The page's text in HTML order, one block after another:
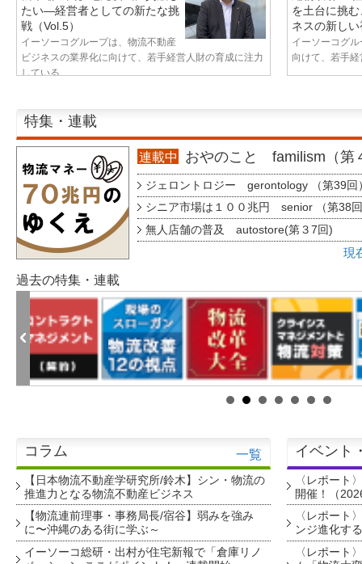
たい—経営者としての新たな挑
戦（Vol.5）
イーソーコグループは、物流不動産
ビジネスの業界化に向けて、若手経営人財の育成に注力
している...
を土台に挑
ネスの新し
イーソーコグ
向けて、若手
特集・連載
連載中 おやのこと familism（第
ジェロントロジー gerontology （第39回
シニア市場は１００兆円 senior （第38
無人店舗の普及 autostore(第３7回)
現
過去の特集・連載
コラム 一覧
【日本物流不動産学研究所/鈴木】シン・物流の
推進力となる物流不動産ビジネス
【物流連前理事・事務局長/宿谷】弱みを強み
に〜沖縄のある街に学ぶ～
イーソーコ総研・出村が住宅新報で「倉庫リノ
イベント
〈レポート
開催！（
〈レポート
ンジ進化す
〈レポート